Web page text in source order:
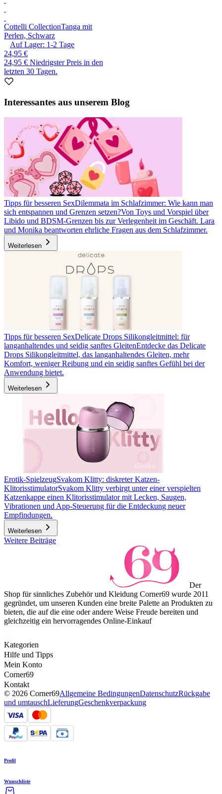
Cottelli CollectionTanga mit
Perlen, Schwarz
Auf Lager: 1-2 Tage
24,95 €
24,95 € Niedrigster Preis in den
letzten 30 Tagen.
Interessantes aus unserem Blog
Tipps für besseren SexDilemmata im Schlafzimmer: Wie kann man
sich entspannen und Grenzen setzen?Von Toys und Vorspiel über
Libido und BDSM-Grenzen bis zur Verlegenheit im Geschäft. Lara
und Monika beantworten ehrliche Fragen aus dem Schlafzimmer.
Weiterlesen
Tipps für besseren SexDelicate Drops Silikongleitmittel: für
langanhaltendes und seidig sanftes GleitenEntdecke das Delicate
Drops Silikongleitmittel, das langanhaltendes Gleiten, mehr
Komfort, weniger Reibung und ein seidig sanftes Gefühl bei der
Anwendung bietet.
Weiterlesen
Erotik-SpielzeugSvakom Klitty: diskreter Katzen-
KlitorisstimulatorSvakom Klitty verbirgt unter einer verspielten
Katzenkappe einen Klitorisstimulator mit Lecken, Saugen,
Vibrationen und App-Steuerung für die Entdeckung neuer
Empfindungen.
Weiterlesen
Weitere Beiträge
Der
Shop für sinnliches Zubehör und Kleidung Corner69 wurde 2011
gegründet, um unseren Kunden eine breite Palette an Produkten zu
bieten, die auf die eine oder andere Weise Freude bereiten und
gleichzeitig ein hervorragendes Online-Einkauf
Kategorien
Hilfe und Tipps
Mein Konto
Corner69
Kontakt
© 2026 Corner69Allgemeine BedingungenDatenschutzRückgabe
und umtauschLieferungGeschenkverpackung
Profil
Wunschliste